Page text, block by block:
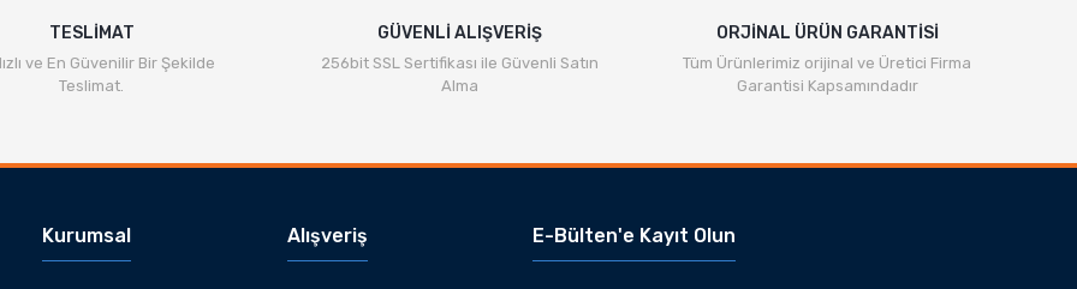
TESLİMAT
ve En Güvenilir Bir Şekilde
Teslimat.
GÜVENLİ ALIŞVERİŞ
256bit SSL Sertifikası ile Güvenli Satın
Alma
ORJİNAL ÜRÜN GARANTİSİ
Tüm Ürünlerimiz orijinal ve Üretici Firma
Garantisi Kapsamındadır
Kurumsal Alışveriş E-Bülten'e Kayıt Olun